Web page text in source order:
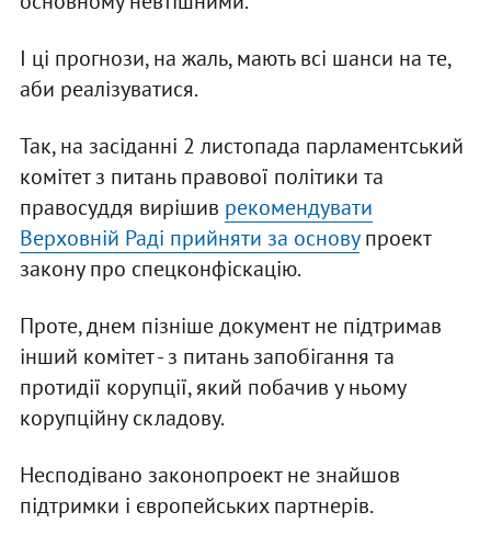
І ці прогнози, на жаль, мають всі шанси на те,
аби реалізуватися.
Так, на засіданні 2 листопада парламентський
комітет з питань правової політики та
правосуддя вирішив рекомендувати
Верховній Раді прийняти за основупроект
закону про спецконфіскацію.
Проте, днем пізніше документ не підтримав
інший комітет - з питань запобігання та
протидії корупції, який побачив у ньому
корупційну складову.
Несподівано законопроект не знайшов
підтримки і європейських партнерів.